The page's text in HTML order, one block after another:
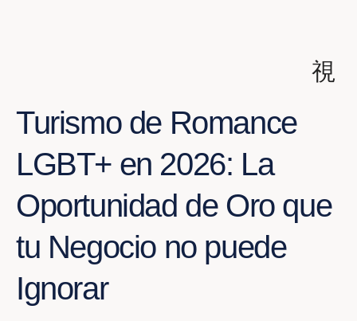
Privacidad
Turismo de Romance
LGBT+ en 2026: La
Oportunidad de Oro que
tu Negocio no puede
Ignorar